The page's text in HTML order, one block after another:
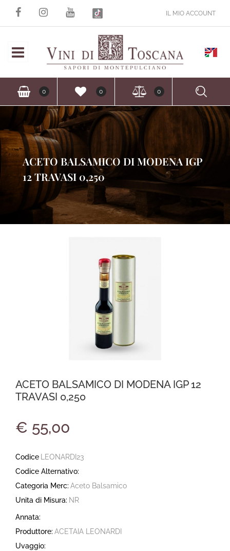
IL MIO ACCOUNT
0 0 0
ACETO BALSAMICO DI MODENA IGP
12 TRAVASI 0,250
ACETO BALSAMICO DI MODENA IGP 12
TRAVASI 0,250
€ 55,00
Codice LEONARDI23
Codice Alternativo:
Categoria Merc: Aceto Balsamico
Unita di Misura: NR
Annata:
Produttore: ACETAIA LEONARDI
Uvaggio: